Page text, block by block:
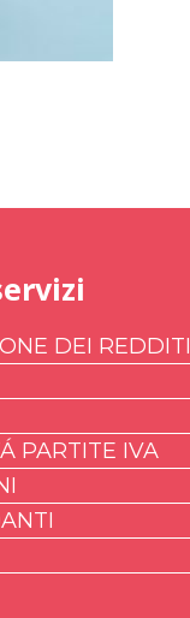
DEI REDDITI
PARTITE IVA